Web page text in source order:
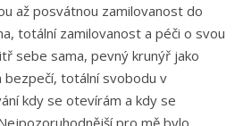
až posvátnou zamilovanost do
totální zamilovanost a péči o svou
sebe sama, pevný krunýř jako
bezpečí, totální svobodu v
kdy se otevírám a kdy se
pro mě bylo